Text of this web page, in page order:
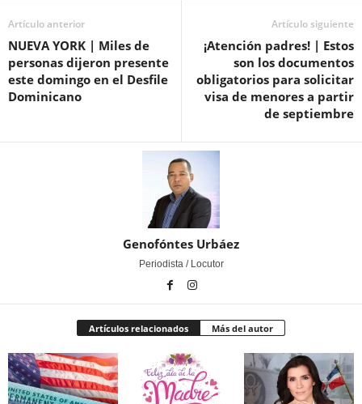
Artículo anterior
NUEVA YORK | Miles de
personas dijeron presente
este domingo en el Desfile
Dominicano
Artículo siguiente
¡Atención padres! | Estos
son los documentos
obligatorios para solicitar
visa de menores a partir
de septiembre
Genofóntes Urbáez
Periodista / Locutor
Artículos relacionados Más del autor